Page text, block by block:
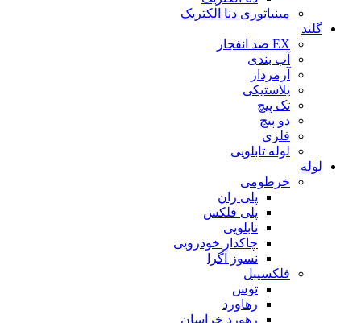
مینیاتوری دنا الکتریک
گلند
EX ضد انفجار
آب بندی
آرمردار
پلاستیکی
تک پیچ
دو پیچ
فلزی
لوله تابلویی
لوله
خرطومی
پلی ران
پلی فلکس
تابلویی
چاکدار خودرویی
نسوز آگرا
فلکسیبل
توس
رهاورد
رهورد خراسان